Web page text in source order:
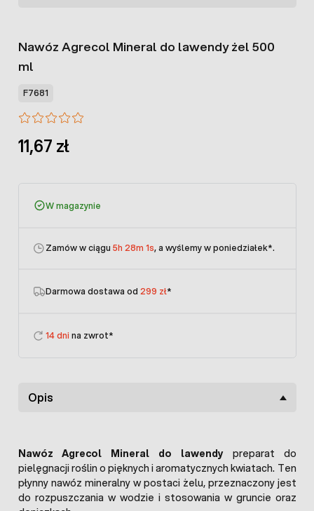
Nawóz Agrecol Mineral do lawendy żel 500
ml
F7681
11,67 zł
W magazynie
Zamów w ciągu 5h 28m 1s, a wyślemy w poniedziałek*.
Darmowa dostawa od 299 zł*
14 dni na zwrot*
Opis
Nawóz Agrecol Mineral do lawendypreparat do
pielęgnacji roślin o pięknych i aromatycznych kwiatach. Ten
płynny nawóz mineralny w postaci żelu, przeznaczony jest
do rozpuszczania w wodzie i stosowania w gruncie oraz